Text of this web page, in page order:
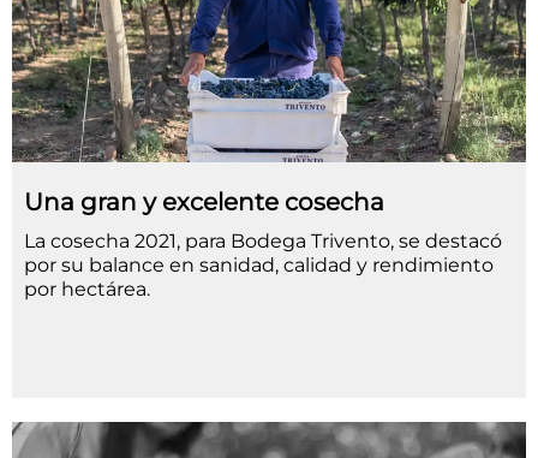
Una gran y excelente cosecha
La cosecha 2021, para Bodega Trivento, se destacó
por su balance en sanidad, calidad y rendimiento
por hectárea.